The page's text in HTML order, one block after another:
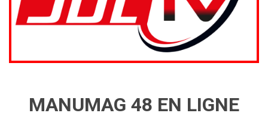
MANUMAG 48 EN LIGNE